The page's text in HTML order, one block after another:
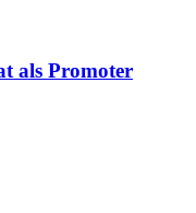
als Promoter